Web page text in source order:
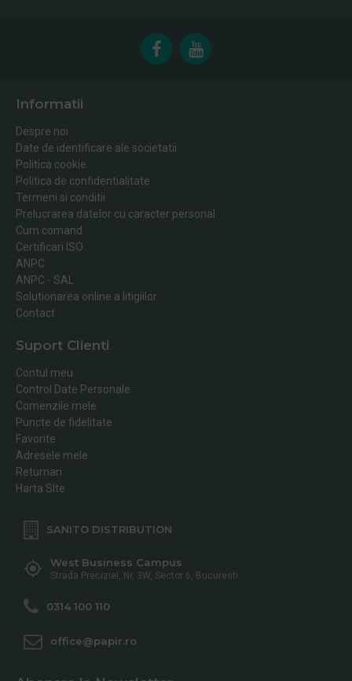
Informatii
Despre noi
Date de identificare ale societatii
Politica cookie
Politica de confidentialitate
Termeni si conditii
Prelucrarea datelor cu caracter personal
Cum comand
Certificari ISO
ANPC
ANPC - SAL
Solutionarea online a litigiilor
Contact
Suport Clienti
Contul meu
Control Date Personale
Comenzile mele
Puncte de fidelitate
Favorite
Adresele mele
Returnari
Harta SIte
SANITO DISTRIBUTION
West Business Campus
Strada Preciziei, Nr, 3W, Sector 6, Bucuresti
0314 100 110
office@papir.ro